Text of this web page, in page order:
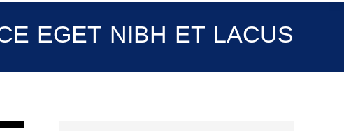
EGET NIBH ET LACUS